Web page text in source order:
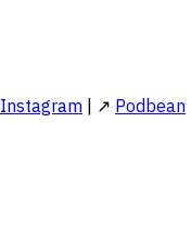
Instagram | ↗ Podbean